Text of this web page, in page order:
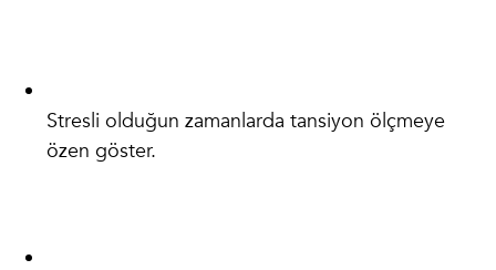
Stresli olduğun zamanlarda tansiyon ölçmeye
özen göster.